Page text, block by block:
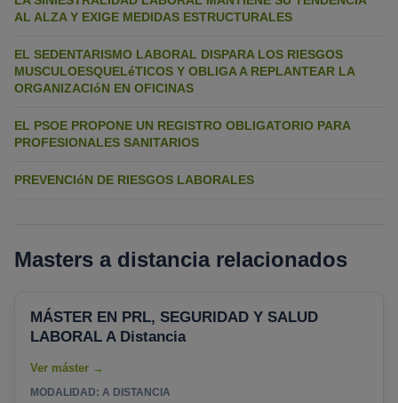
AL ALZA Y EXIGE MEDIDAS ESTRUCTURALES
EL SEDENTARISMO LABORAL DISPARA LOS RIESGOS
MUSCULOESQUELéTICOS Y OBLIGA A REPLANTEAR LA
ORGANIZACIóN EN OFICINAS
EL PSOE PROPONE UN REGISTRO OBLIGATORIO PARA
PROFESIONALES SANITARIOS
PREVENCIóN DE RIESGOS LABORALES
Masters a distancia relacionados
MÁSTER EN PRL, SEGURIDAD Y SALUD
LABORAL A Distancia
MODALIDAD: A DISTANCIA